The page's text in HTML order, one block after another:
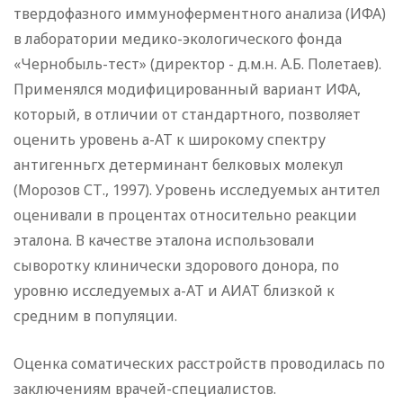
твердофазного иммуноферментного анализа (ИФА)
в лаборатории медико-экологического фонда
«Чернобыль-тест» (директор - д.м.н. А.Б. Полетаев).
Применялся модифицированный вариант ИФА,
который, в отличии от стандартного, позволяет
оценить уровень а-АТ к широкому спектру
антигенньгх детерминант белковых молекул
(Морозов СТ., 1997). Уровень исследуемых антител
оценивали в процентах относительно реакции
эталона. В качестве эталона использовали
сыворотку клинически здорового донора, по
уровню исследуемых а-АТ и АИАТ близкой к
средним в популяции.
Оценка соматических расстройств проводилась по
заключениям врачей-специалистов.